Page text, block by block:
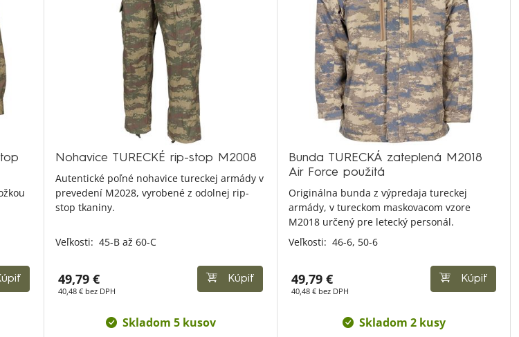
Nohavice TURECKÉ rip-stop M2008
Autentické poľné nohavice tureckej armády v
prevedení M2028, vyrobené z odolnej rip-
stop tkaniny.
Veľkosti: 45-B až 60-C
49,79 €
40,48 € bez DPH
Kúpiť
Skladom 5 kusov
Bunda TURECKÁ zateplená M2018
Air Force použitá
Originálna bunda z výpredaja tureckej
armády, v tureckom maskovacom vzore
M2018 určený pre letecký personál.
Veľkosti: 46-6, 50-6
49,79 €
40,48 € bez DPH
Kúpiť
Skladom 2 kusy